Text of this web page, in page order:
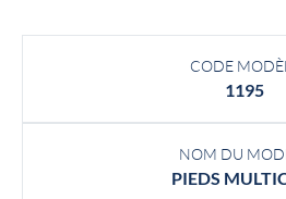
CODE
1195
NOM DU
PIEDS